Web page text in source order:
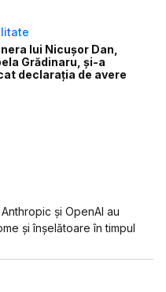
lui Nicușor Dan,
Grădinaru, și-a
declarația de avere
și OpenAI au
și înșelătoare în timpul